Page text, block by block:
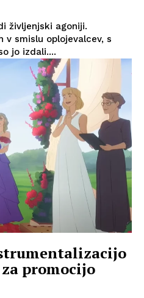
življenjski agoniji.
v smislu oplojevalcev, s
jo izdali....
promocijo